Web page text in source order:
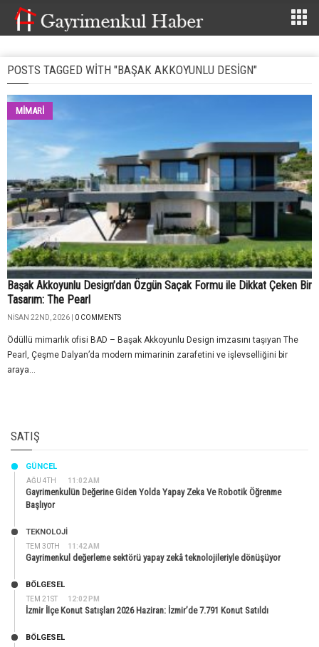
POSTS TAGGED WITH "BAŞAK AKKOYUNLU DESIGN"
MİMARİ
Başak Akkoyunlu Design’dan Özgün Saçak Formu ile Dikkat Çeken Bir
Tasarım: The Pearl
NISAN 22ND, 2026 | 0 COMMENTS
Ödüllü mimarlık ofisi BAD – Başak Akkoyunlu Design imzasını taşıyan The
Pearl, Çeşme Dalyan’da modern mimarinin zarafetini ve işlevselliğini bir
araya...
SATIŞ
AĞU 4TH 11:02 AM
GÜNCEL
Gayrimenkulün Değerine Giden Yolda Yapay Zeka Ve Robotik Öğrenme
Başlıyor
TEM 30TH 11:42 AM
TEKNOLOJİ
Gayrimenkul değerleme sektörü yapay zekâ teknolojileriyle dönüşüyor
TEM 21ST 12:02 PM
BÖLGESEL
İzmir İlçe Konut Satışları 2026 Haziran: İzmir’de 7.791 Konut Satıldı
BÖLGESEL